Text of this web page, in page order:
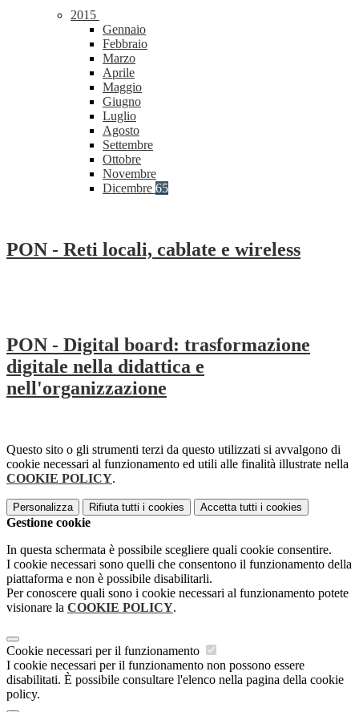
2015
Gennaio
Febbraio
Marzo
Aprile
Maggio
Giugno
Luglio
Agosto
Settembre
Ottobre
Novembre
Dicembre 65
PON - Reti locali, cablate e wireless
PON - Digital board: trasformazione
digitale nella didattica e
nell'organizzazione
Questo sito o gli strumenti terzi da questo utilizzati si avvalgono di
cookie necessari al funzionamento ed utili alle finalità illustrate nella
COOKIE POLICY.
Personalizza Rifiuta tutti i cookies Accetta tutti i cookies
Gestione cookie
In questa schermata è possibile scegliere quali cookie consentire.
I cookie necessari sono quelli che consentono il funzionamento della
piattaforma e non è possibile disabilitarli.
Per conoscere quali sono i cookie necessari al funzionamento potete
visionare la COOKIE POLICY.
Cookie necessari per il funzionamento
I cookie necessari per il funzionamento non possono essere
disabilitati. È possibile consultare l'elenco nella pagina della cookie
policy.